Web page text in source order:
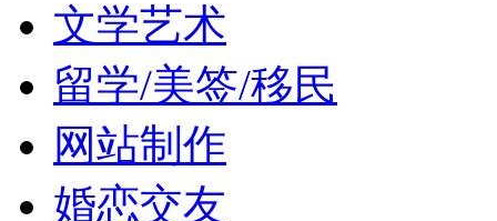
文学艺术
留学/美签/移民
网站制作
婚恋交友